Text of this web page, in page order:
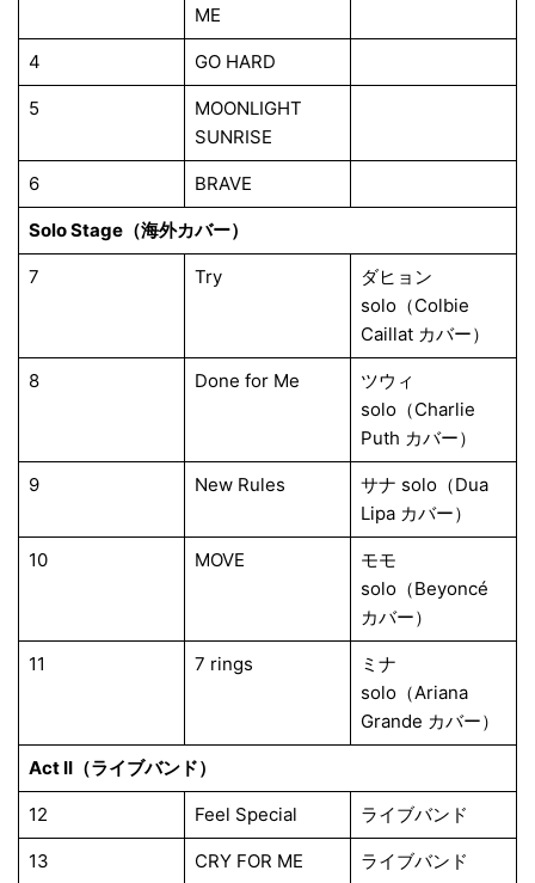
ME
4 GO HARD
5
MOONLIGHT
SUNRISE
6 BRAVE
Solo Stage（海外カバー）
7 Try
ダヒョン
solo（Colbie
Caillat カバー）
8 Done for Me
ツウィ
solo（Charlie
Puth カバー）
9 New Rules
サナ solo（Dua
Lipa カバー）
10 MOVE
モモ
solo（Beyoncé
カバー）
11 7 rings
ミナ
solo（Ariana
Grande カバー）
Act II（ライブバンド）
12 Feel Special ライブバンド
13 CRY FOR ME ライブバンド